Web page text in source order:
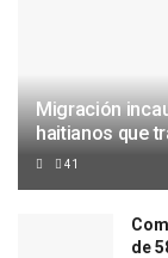
Migración
haitianos que
41
de